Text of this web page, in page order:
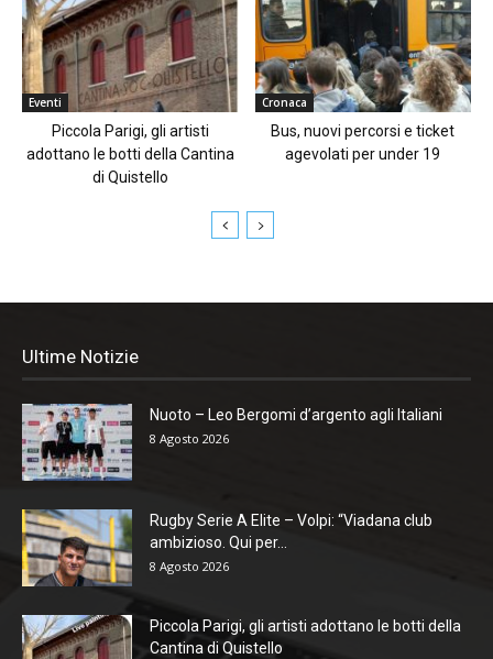
Eventi
Piccola Parigi, gli artisti
adottano le botti della Cantina
di Quistello
Cronaca
Bus, nuovi percorsi e ticket
agevolati per under 19
Ultime Notizie
Nuoto – Leo Bergomi d’argento agli Italiani
8 Agosto 2026
Rugby Serie A Elite – Volpi: “Viadana club
ambizioso. Qui per...
8 Agosto 2026
Piccola Parigi, gli artisti adottano le botti della
Cantina di Quistello